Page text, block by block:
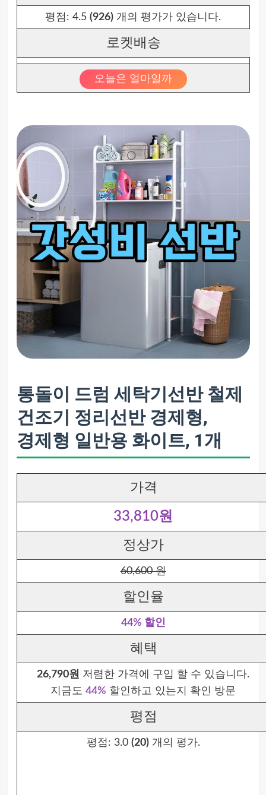
평점: 4.5 (926) 개의 평가가 있습니다.
로켓배송
오늘은 얼마일까
통돌이 드럼 세탁기선반 철제
건조기 정리선반 경제형,
경제형 일반용 화이트, 1개
가격
33,810원
정상가
60,600 원
할인율
44% 할인
혜택
26,790원 저렴한 가격에 구입 할 수 있습니다.
지금도 44% 할인하고 있는지 확인 방문
평점
평점: 3.0 (20)개의 평가.